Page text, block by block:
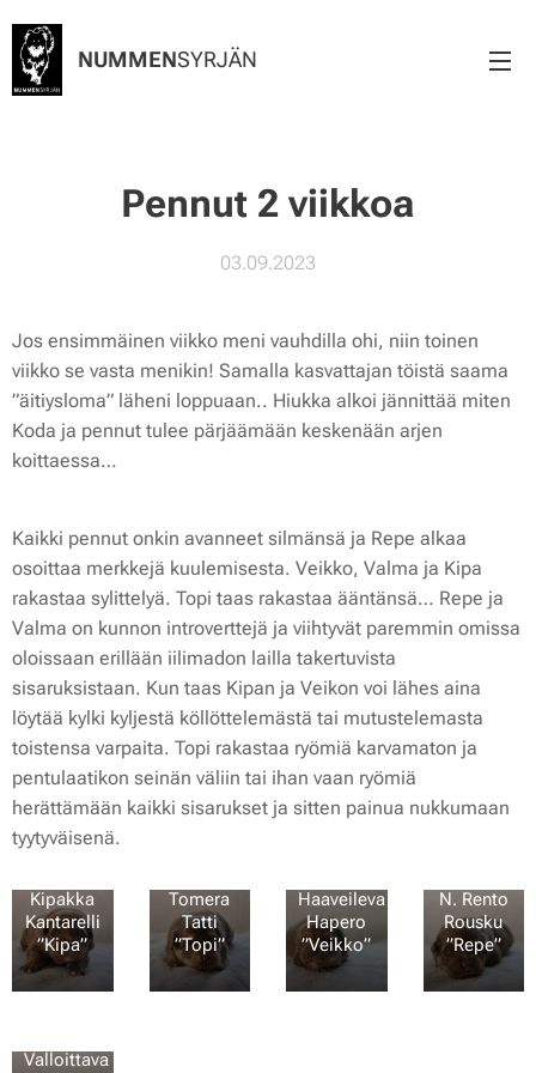
NUMMENSYRJÄN
✨ Pennut 2 viikkoa ✨
03.09.2023
Jos ensimmäinen viikko meni vauhdilla ohi, niin toinen
viikko se vasta menikin! Samalla kasvattajan töistä saama
”äitiysloma” läheni loppuaan.. Hiukka alkoi jännittää miten
Koda ja pennut tulee pärjäämään keskenään arjen
koittaessa…
Kaikki pennut onkin avanneet silmänsä ja Repe alkaa
osoittaa merkkejä kuulemisesta. Veikko, Valma ja Kipa
rakastaa sylittelyä. Topi taas rakastaa ääntänsä… Repe ja
Valma on kunnon introverttejä ja viihtyvät paremmin omissa
oloissaan erillään iilimadon lailla takertuvista
sisaruksistaan. Kun taas Kipan ja Veikon voi lähes aina
löytää kylki kyljestä köllöttelemästä tai mutustelemasta
toistensa varpaita. Topi rakastaa ryömiä karvamaton ja
pentulaatikon seinän väliin tai ihan vaan ryömiä
herättämään kaikki sisarukset ja sitten painua nukkumaan
tyytyväisenä.
Kipakka
Kantarelli
”Kipa”
💛
Tomera
Tatti
”Topi”
💙
Haaveileva
Hapero
”Veikko”
💚
N. Rento
Rousku
”Repe”
❤️
Valloittava